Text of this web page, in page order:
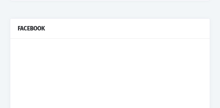
FACEBOOK